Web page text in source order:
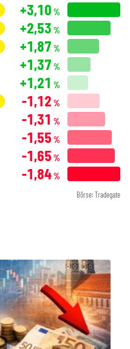
+3,10 %
+2,53 %
+1,87 %
+1,37 %
+1,21 %
-1,12 %
-1,31 %
-1,55 %
-1,65 %
-1,84%
Börse: Tradegate